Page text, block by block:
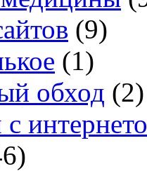
(9)
(1)
обход (2)
с